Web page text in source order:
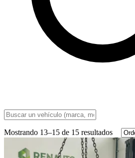
Mostrando 13–15 de 15 resultados